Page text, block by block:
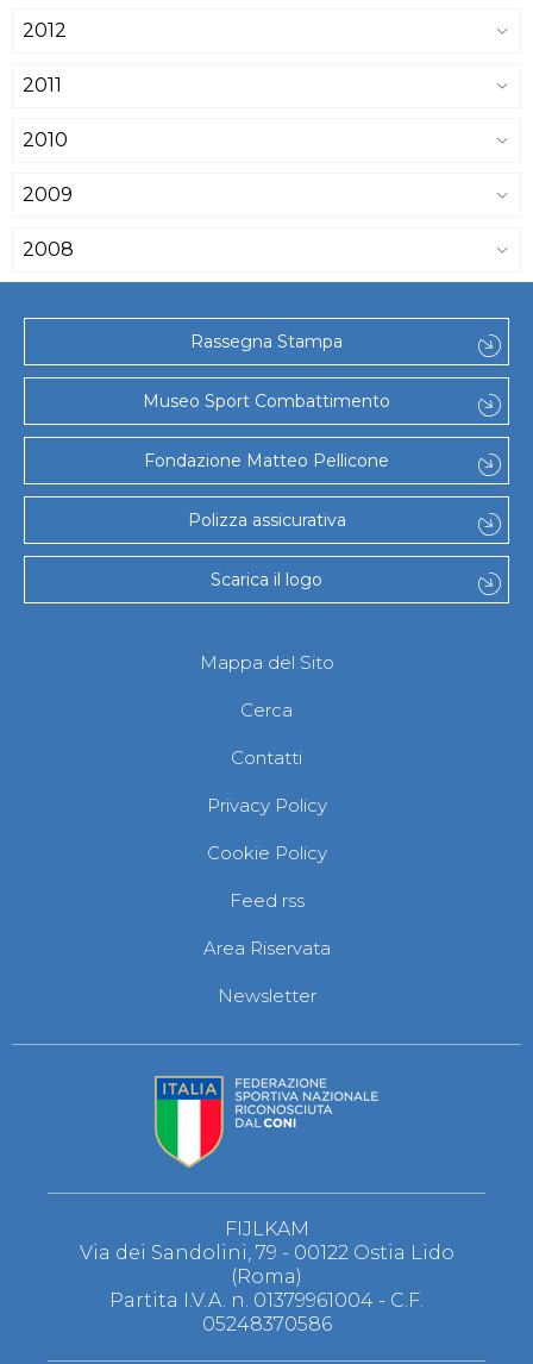
2012
2011
2010
2009
2008
Rassegna Stampa
Museo Sport Combattimento
Fondazione Matteo Pellicone
Polizza assicurativa
Scarica il logo
Mappa del Sito
Cerca
Contatti
Privacy Policy
Cookie Policy
Feed rss
Area Riservata
Newsletter
FIJLKAM
Via dei Sandolini, 79 - 00122 Ostia Lido
(Roma)
Partita I.V.A. n. 01379961004 - C.F.
05248370586